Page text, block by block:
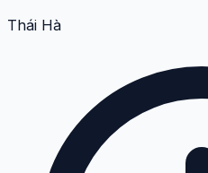
Thái Hà